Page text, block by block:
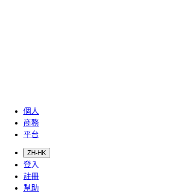
個人
商務
平台
ZH-HK
登入
註冊
幫助